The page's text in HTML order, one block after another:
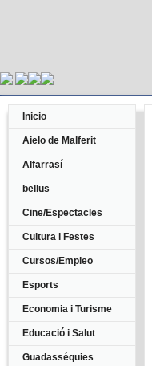
Inicio
Aielo de Malferit
Alfarrasí
bellus
Cine/Espectacles
Cultura i Festes
Cursos/Empleo
Esports
Economia i Turisme
Educació i Salut
Guadasséquies